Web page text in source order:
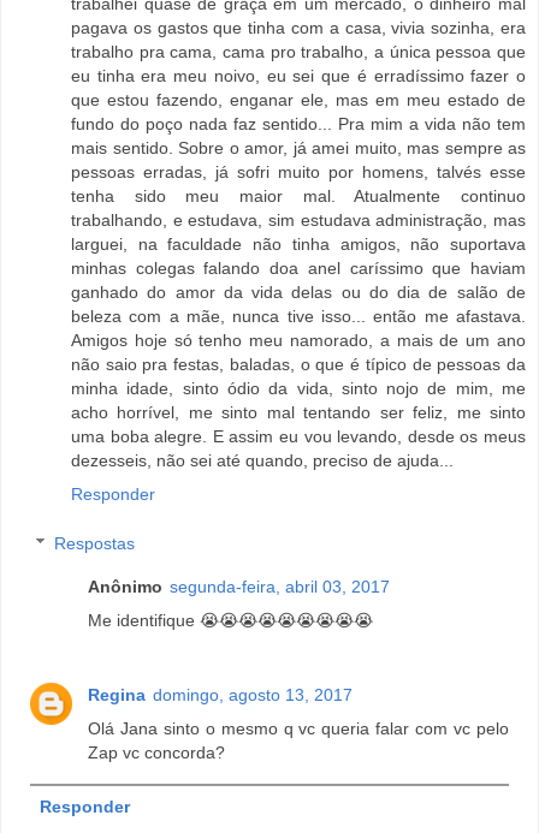
pagava os gastos que tinha com a casa, vivia sozinha, era
trabalho pra cama, cama pro trabalho, a única pessoa que
eu tinha era meu noivo, eu sei que é erradíssimo fazer o
que estou fazendo, enganar ele, mas em meu estado de
fundo do poço nada faz sentido... Pra mim a vida não tem
mais sentido. Sobre o amor, já amei muito, mas sempre as
pessoas erradas, já sofri muito por homens, talvés esse
tenha sido meu maior mal. Atualmente continuo
trabalhando, e estudava, sim estudava administração, mas
larguei, na faculdade não tinha amigos, não suportava
minhas colegas falando doa anel caríssimo que haviam
ganhado do amor da vida delas ou do dia de salão de
beleza com a mãe, nunca tive isso... então me afastava.
Amigos hoje só tenho meu namorado, a mais de um ano
não saio pra festas, baladas, o que é típico de pessoas da
minha idade, sinto ódio da vida, sinto nojo de mim, me
acho horrível, me sinto mal tentando ser feliz, me sinto
uma boba alegre. E assim eu vou levando, desde os meus
dezesseis, não sei até quando, preciso de ajuda...
Responder
Respostas
Anônimo segunda-feira, abril 03, 2017
Me identifique 😭😭😭😭😭😭😭😭😭
Regina domingo, agosto 13, 2017
Olá Jana sinto o mesmo q vc queria falar com vc pelo
Zap vc concorda?
Responder